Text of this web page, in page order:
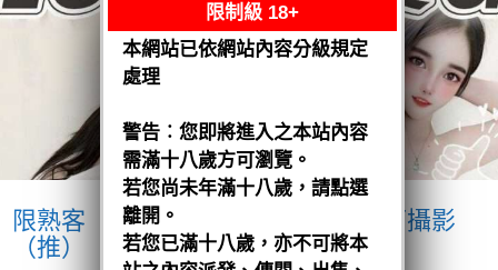
限熟客【沙鹿】優格
越南$3200.可攝影
（推）
限制級 18+
本網站已依網站內容分級規定
處理
警告︰您即將進入之本站內容
需滿十八歲方可瀏覽。
若您尚未年滿十八歲，請點選
離開。
若您已滿十八歲，亦不可將本